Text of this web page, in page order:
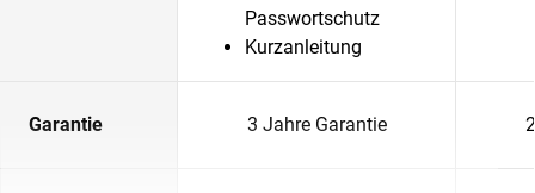
Passwortschutz
Kurzanleitung
Garantie 3 Jahre Garantie